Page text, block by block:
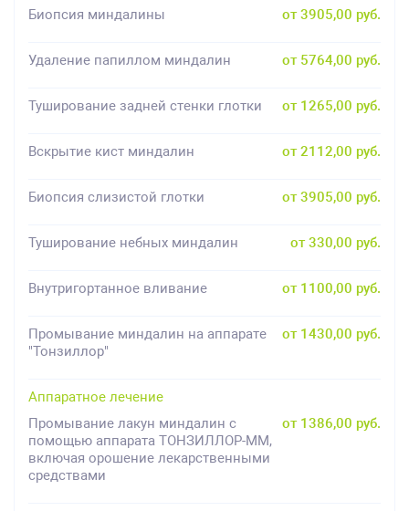
Биопсия миндалины от 3905,00 руб.
Удаление папиллом миндалин от 5764,00 руб.
Туширование задней стенки глотки от 1265,00 руб.
Вскрытие кист миндалин от 2112,00 руб.
Биопсия слизистой глотки от 3905,00 руб.
Туширование небных миндалин от 330,00 руб.
Внутригортанное вливание от 1100,00 руб.
Промывание миндалин на аппарате
"Тонзиллор"
от 1430,00 руб.
Аппаратное лечение
Промывание лакун миндалин с
помощью аппарата ТОНЗИЛЛОР-ММ,
включая орошение лекарственными
средствами
от 1386,00 руб.